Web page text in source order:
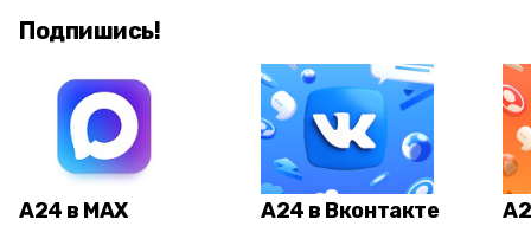
Подпишись!
А24 в MAX А24 в Вконтакте